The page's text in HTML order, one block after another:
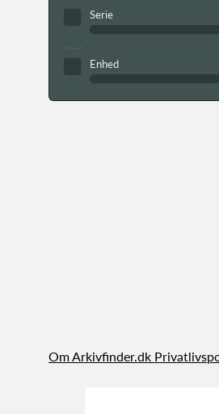
Serie
Enhed
Om Arkivfinder.dk